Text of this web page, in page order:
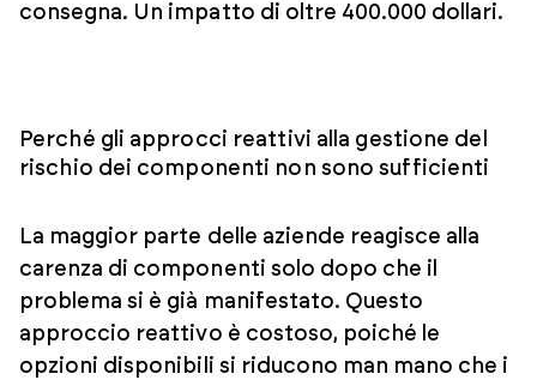
consegna. Un impatto di oltre 400.000 dollari.
Perché gli approcci reattivi alla gestione del
rischio dei componenti non sono sufficienti
La maggior parte delle aziende reagisce alla
carenza di componenti solo dopo che il
problema si è già manifestato. Questo
approccio reattivo è costoso, poiché le
opzioni disponibili si riducono man mano che i